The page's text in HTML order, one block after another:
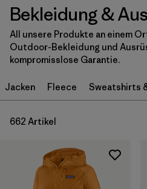
Filter by
Größe
Neugeborenes (3)
0-3m (6)
3-6m (28)
12-24m (5)
Bekleidung &
All unsere Produkte an einem
Outdoor-Bekleidung und
kompromisslose Garantie.
Jacken Fleece Sweatshirts
662 Artikel